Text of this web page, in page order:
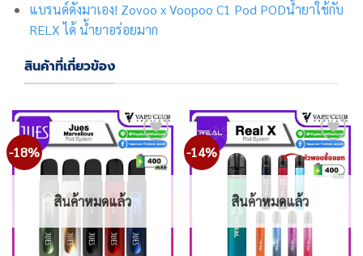
แบรนด์ดังมาเอง! Zovoo x Voopoo C1 Pod PODน้ำยาใช้กับ
RELX ได้ น้ำยาอร่อยมาก
สินค้าที่เกี่ยวข้อง
-18%
Add
to
wishlist
สินค้าหมดแล้ว
-14%
Add
to
wishlist
สินค้าหมดแล้ว